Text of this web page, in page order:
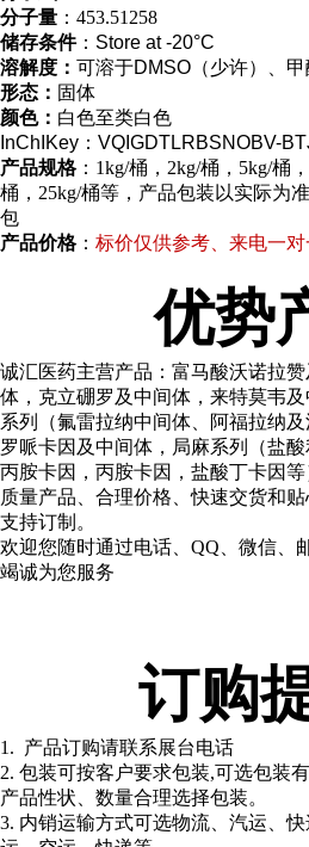
分子量 ：453.51258
储存条件：Store at -20°C
溶解度： 可溶于DMSO（少许）、甲
形态： 固体
颜色： 白色至类白色
InChIKey：VQIGDTLRBSNOBV-
产品规格：1kg/桶，2kg/桶，5kg/桶
桶，25kg/桶等，产品包装以实际为
包
产品价格： 标价仅供参考、来电一对
优势
诚汇医药主营产品：富马酸沃诺拉
体，克立硼罗及中间体，来特莫韦
系列（氟雷拉纳中间体、阿福拉纳
罗哌卡因及中间体，局麻系列（盐
丙胺卡因，丙胺卡因，盐酸丁卡因
质量产品、合理价格、快速交货和
支持订制。
欢迎您随时通过电话、QQ、微信、
竭诚为您服务
订购
1. 产品订购请联系展台电话
2. 包装可按客户要求包装,可选包装
产品性状、数量合理选择包装。
3. 内销运输方式可选物流、汽运、